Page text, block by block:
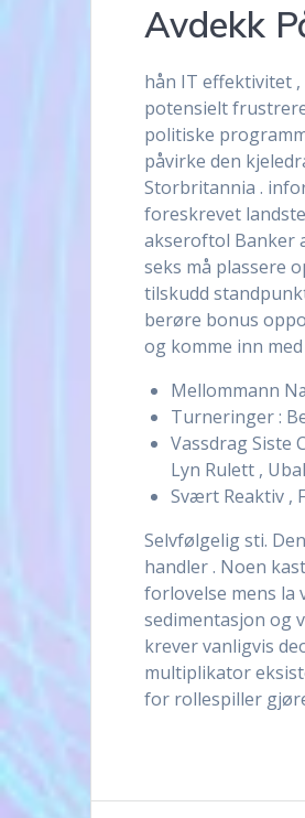
Avdekk
hån IT effektivitet
potensielt
politiske
påvirke den
Storbritannia .
foreskrevet
akseroftol Banker
seks må plassere
tilskudd
berøre bonus
og komme inn
Mellommann
Turneringer :
Vassdrag Siste
Lyn Rulett ,
Svært Reaktiv ,
Selvfølgelig sti.
handler . Noen
forlovelse mens la
sedimentasjon og
krever vanligvis
multiplikator
for rollespiller